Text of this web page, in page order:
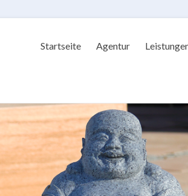
Startseite Agentur